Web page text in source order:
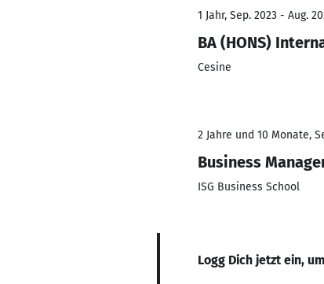
1 Jahr, Sep. 2023 - Aug.
BA (HONS)
Cesine
2 Jahre und 10 Monate,
Business
ISG Business School
Logg Dich jetzt ein,